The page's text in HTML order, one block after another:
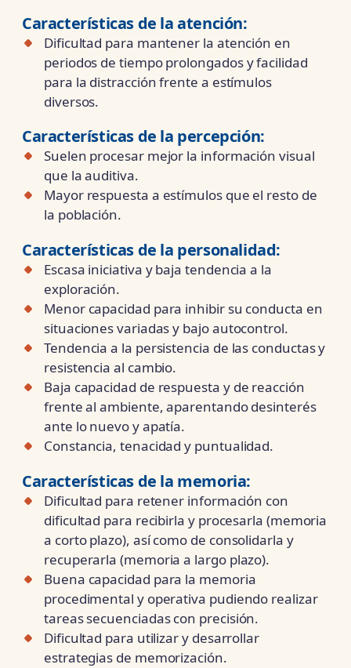
Características de laatención:
Dificultad para mantener la atención en
periodos de tiempo prolongados y facilidad
para la distracción frente a estímulos
diversos.
Características de la percepción:
Suelen procesar mejor la información visual
que la auditiva.
Mayor respuesta a estímulos que el resto de
la población.
Características de la personalidad:
Escasa iniciativa y baja tendencia a la
exploración.
Menor capacidad para inhibir su conducta en
situaciones variadas y bajo autocontrol.
Tendencia a la persistencia de las conductas y
resistencia al cambio.
Baja capacidad de respuesta y de reacción
frente al ambiente, aparentando desinterés
ante lo nuevo y apatía.
Constancia, tenacidad y puntualidad.
Características de la memoria:
Dificultad para retener información con
dificultad para recibirla y procesarla (memoria
a corto plazo), así como de consolidarla y
recuperarla (memoria a largo plazo).
Buena capacidad para la memoria
procedimental y operativa pudiendo realizar
tareas secuenciadas con precisión.
Dificultad para utilizar y desarrollar
estrategias de memorización.